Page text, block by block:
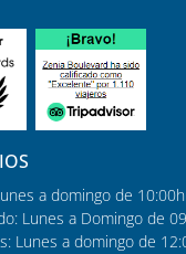
a domingo de
Lunes a Domingo de
Lunes a domingo de